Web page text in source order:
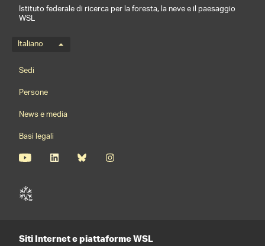
Istituto federale di ricerca per la foresta, la neve e il paesaggio
WSL
Menu della lingua
Italiano
Footernavigation
Sedi
Persone
News e media
Basi legali
Siti Internet e piattaforme WSL